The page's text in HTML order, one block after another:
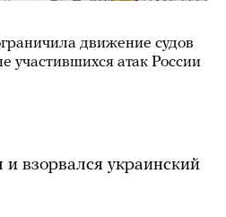
движение судов
участившихся атак России
взорвался украинский